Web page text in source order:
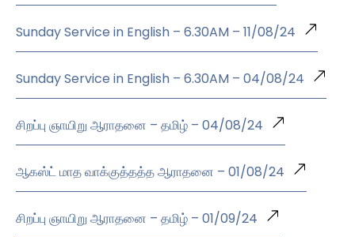
Sunday Service in English – 6.30AM – 11/08/24
Sunday Service in English – 6.30AM – 04/08/24
சிறப்பு ஞாயிறு ஆராதனை – தமிழ் – 04/08/24
ஆகஸ்ட் மாத வாக்குத்தத்த ஆராதனை – 01/08/24
சிறப்பு ஞாயிறு ஆராதனை – தமிழ் – 01/09/24